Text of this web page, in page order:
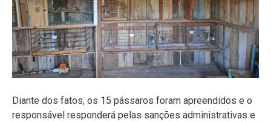
Diante dos fatos, os 15 pássaros foram apreendidos e o
responsável responderá pelas sanções administrativas e